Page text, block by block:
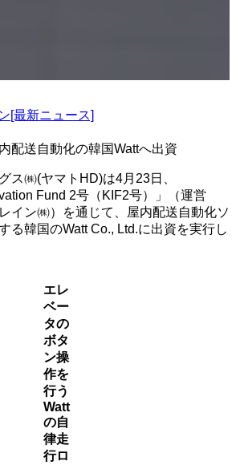
[最新ニュース]
配送自動化の韓国Wattへ出資
ス㈱(ヤマトHD)は4月23日、
Fund 2号（KIF2号）」（運営
イン㈱）を通じて、屋内配送自動化ソ
る韓国のWatt Co., Ltd.に出資を実行し
エレ
ベー
タの
ボタ
ン操
作を
行う
Watt
の自
律走
行ロ